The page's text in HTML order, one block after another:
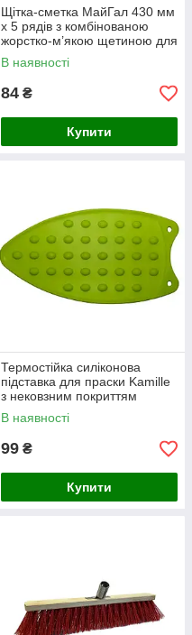
Щітка-сметка МайГал 430 мм
х 5 рядів з комбінованою
жорстко-м’якою щетиною для
прибирання
В наявності
84 ₴
Купити
Термостійка силіконова
підставка для праски Kamille
з нековзним покриттям
280x150 мм
В наявності
99 ₴
Купити